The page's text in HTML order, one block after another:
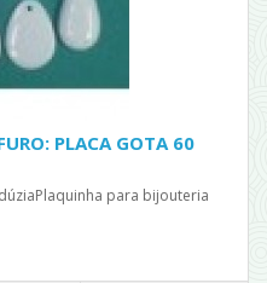
PLACA GOTA 60
para bijouteria